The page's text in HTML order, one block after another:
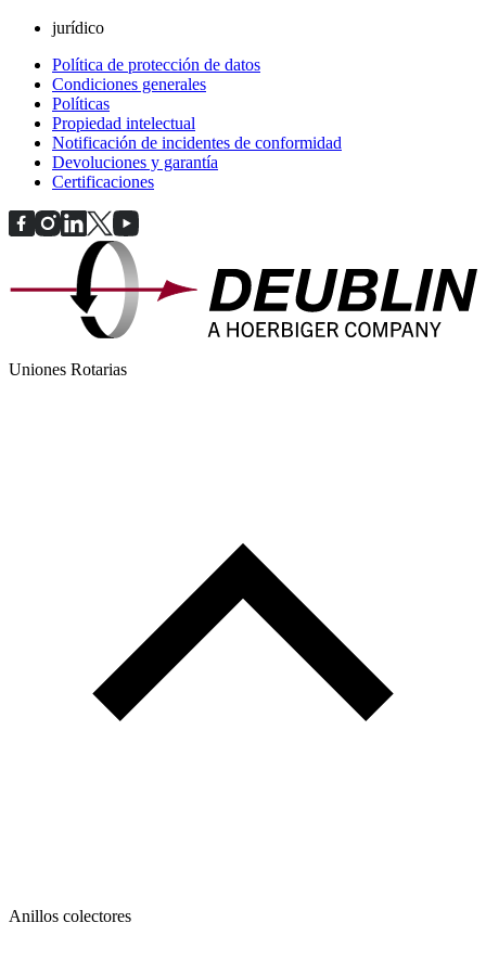
jurídico
Política de protección de datos
Condiciones generales
Políticas
Propiedad intelectual
Notificación de incidentes de conformidad
Devoluciones y garantía
Certificaciones
Uniones Rotarias
Anillos colectores